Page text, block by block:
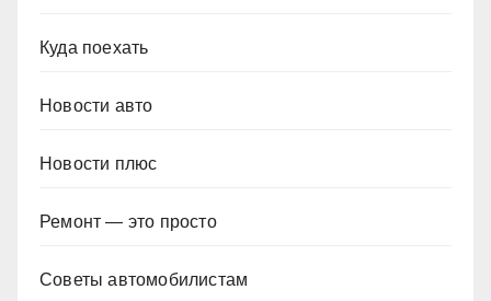
Куда поехать
Новости авто
Новости плюс
Ремонт — это просто
Советы автомобилистам